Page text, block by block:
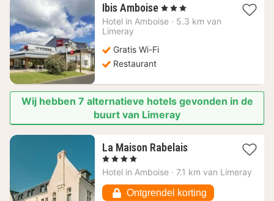
Ibis Amboise 1
nacht
, 3 Sterren
Hotel in Amboise · 5.3 km van
Limeray
Gratis Wi-Fi
Restaurant
Wij hebben 7 alternatieve hotels gevonden in de
buurt van Limeray
La Maison Rabelais1
vanaf
€
, 4 Sterren
Hotel in Amboise · 7.1 km van Limeray
Ontgrendel korting